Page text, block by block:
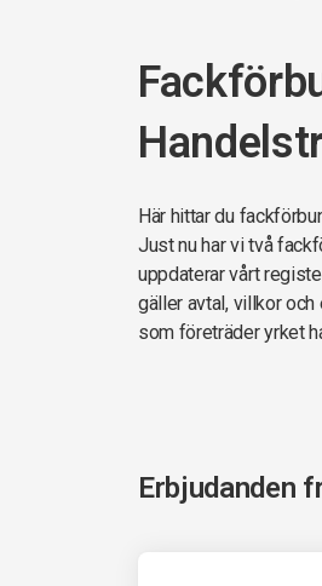
Här hittar du
Just nu har vi två
uppdaterar vårt
gäller avtal, villkor
som företräder yrket
Erbjudanden